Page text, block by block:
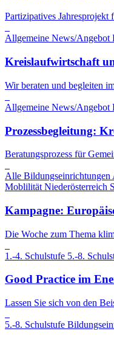
Partizipatives Jahresprojekt
Allgemeine News/Angebot
Kreislaufwirtschaft
Wir beraten und begleiten
Allgemeine News/Angebot
Prozessbegleitung:
Beratungsprozess für
Alle Bildungseinrichtungen
Moblilität Niederösterreich
Kampagne:
Die Woche zum Thema
1.-4. Schulstufe 5.-8.
Good Practice im
Lassen Sie sich von den
5.-8. Schulstufe